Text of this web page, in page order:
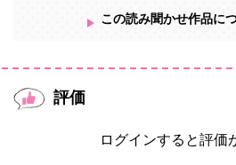
この読み聞かせ作品に
評価
ログインすると評価